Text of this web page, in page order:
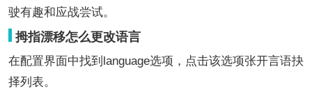
驶有趣和应战尝试。
拇指漂移怎么更改语言
在配置界面中找到language选项，点击该选项张开言语抉
择列表。